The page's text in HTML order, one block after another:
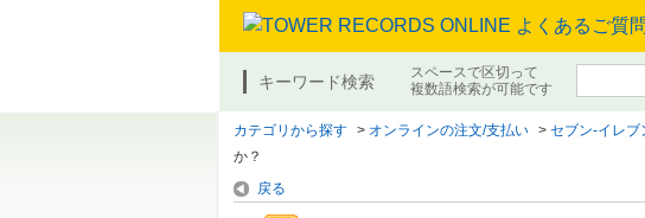
キーワード検索
スペースで区切って
複数語検索が可能です
カテゴリから探す > オンラインの注文/支払い > セブン-イレブ
か？
戻る